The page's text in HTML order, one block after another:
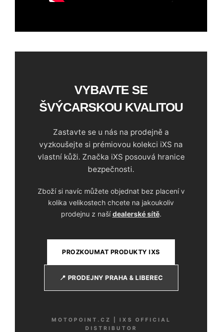
VYBAVTE SE
ŠVÝCARSKOU KVALITOU
Zastavte se u nás na prodejně a
vyzkoušejte si prémiovou kolekci iXS na
vlastní kůži. Značka iXS posouvá hranice
bezpečnosti.
Zboží si navíc můžete objednat bez placení v
kolika velikostech chcete na jakoukoliv
prodejnu z našídealerské sítě.
PROZKOUMAT PRODUKTY IXS
📍 PRODEJNY PRAHA & LIBEREC
MOTOPOINT.CZ | IXS OFFICIAL
DISTRIBUTOR